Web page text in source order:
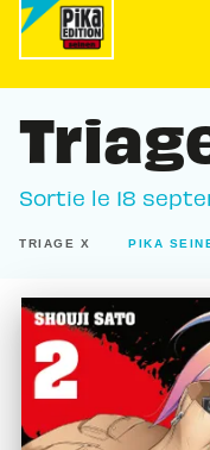
Sortie le 18
TRIAGE X PIKA